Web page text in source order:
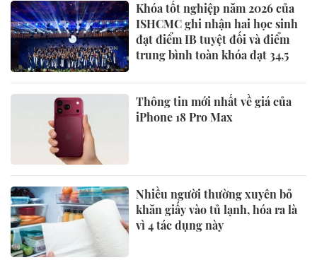
Khóa tốt nghiệp năm 2026 của
ISHCMC ghi nhận hai học sinh
đạt điểm IB tuyệt đối và điểm
trung bình toàn khóa đạt 34,5
Thông tin mới nhất về giá của
iPhone 18 Pro Max
Nhiều người thường xuyên bỏ
khăn giấy vào tủ lạnh, hóa ra là
vì 4 tác dụng này